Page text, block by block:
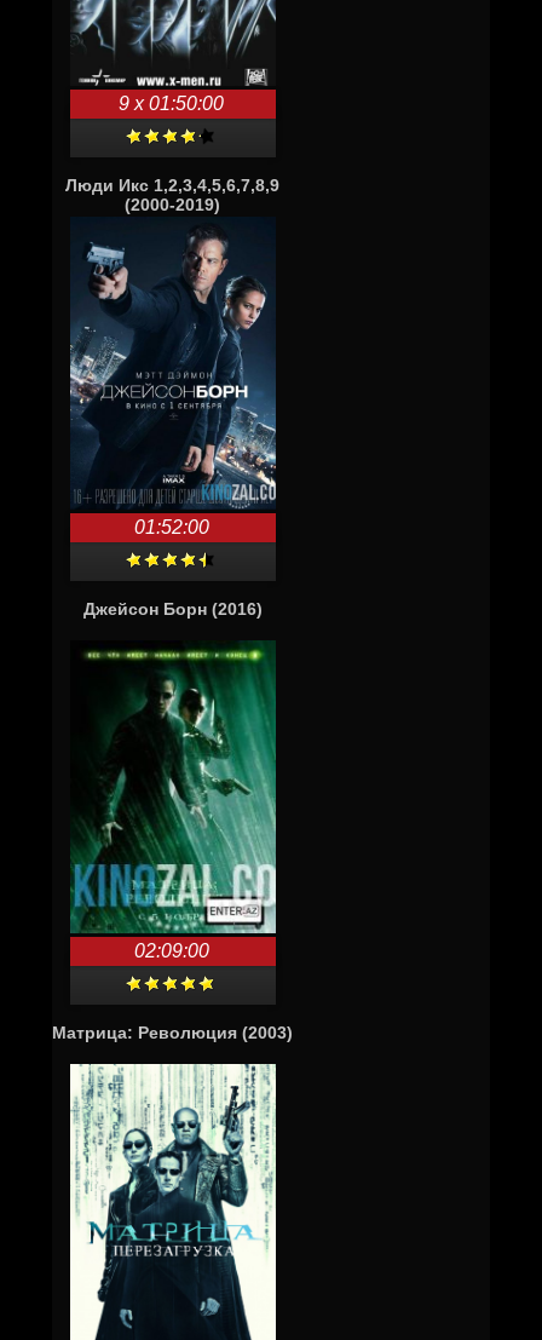
9 x 01:50:00
Люди Икс 1,2,3,4,5,6,7,8,9
(2000-2019)
01:52:00
Джейсон Борн (2016)
02:09:00
Матрица: Революция (2003)